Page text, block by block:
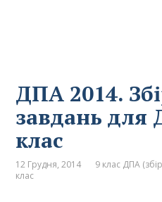
ДПА 2014.
завдань для
клас
12 Грудня, 2014 9 клас ДПА
клас